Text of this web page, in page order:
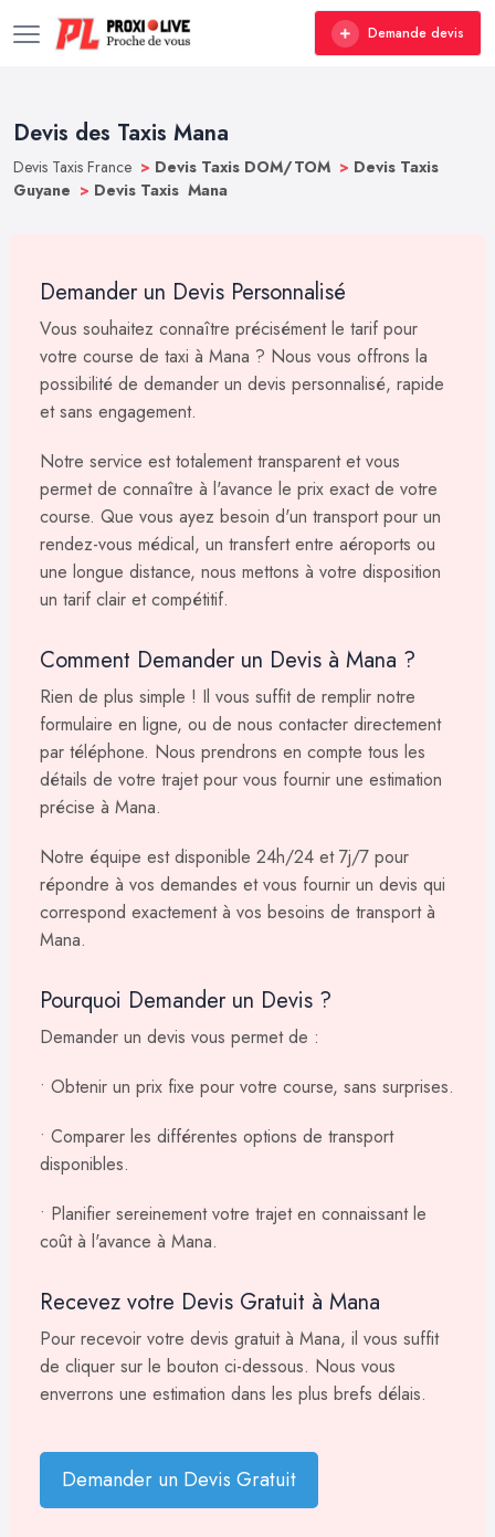
Demande devis
Devis des Taxis Mana
Devis Taxis France > Devis Taxis DOM/TOM > Devis Taxis
Guyane > Devis Taxis Mana
Demander un Devis Personnalisé
Vous souhaitez connaître précisément le tarif pour
votre course de taxi à Mana ? Nous vous offrons la
possibilité de demander un devis personnalisé, rapide
et sans engagement.
Notre service est totalement transparent et vous
permet de connaître à l'avance le prix exact de votre
course. Que vous ayez besoin d'un transport pour un
rendez-vous médical, un transfert entre aéroports ou
une longue distance, nous mettons à votre disposition
un tarif clair et compétitif.
Comment Demander un Devis à Mana ?
Rien de plus simple ! Il vous suffit de remplir notre
formulaire en ligne, ou de nous contacter directement
par téléphone. Nous prendrons en compte tous les
détails de votre trajet pour vous fournir une estimation
précise à Mana.
Notre équipe est disponible 24h/24 et 7j/7 pour
répondre à vos demandes et vous fournir un devis qui
correspond exactement à vos besoins de transport à
Mana.
Pourquoi Demander un Devis ?
Demander un devis vous permet de :
• Obtenir un prix fixe pour votre course, sans surprises.
• Comparer les différentes options de transport
disponibles.
• Planifier sereinement votre trajet en connaissant le
coût à l'avance à Mana.
Recevez votre Devis Gratuit à Mana
Pour recevoir votre devis gratuit à Mana, il vous suffit
de cliquer sur le bouton ci-dessous. Nous vous
enverrons une estimation dans les plus brefs délais.
Demander un Devis Gratuit